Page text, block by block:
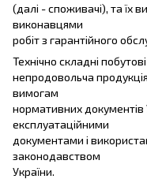
(далі - споживачі), та їх
виконавцями
робіт з гарантійного
Технічно складні
непродовольча
вимогам
нормативних документів
експлуатаційними
документами і
законодавством
України.